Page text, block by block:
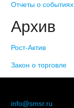
Отчеты о событиях
Архив
Рост-Актив
Закон о торговле
info@smsr.ru